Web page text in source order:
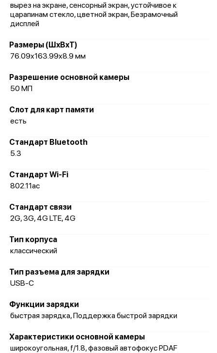
вырез на экране, сенсорный экран, устойчивое к
царапинам стекло, цветной экран, Безрамочный
дисплей
Размеры (ШxВxТ)
76.09x163.99x8.9 мм
Разрешение основной камеры
50 МП
Слот для карт памяти
есть
Стандарт Bluetooth
5.3
Стандарт Wi-Fi
802.11ac
Стандарт связи
2G, 3G, 4G LTE, 4G
Тип корпуса
классический
Тип разъема для зарядки
USB-C
Функции зарядки
быстрая зарядка, Поддержка быстрой зарядки
Характеристики основной камеры
широкоугольная, f/1.8, фазовый автофокус PDAF